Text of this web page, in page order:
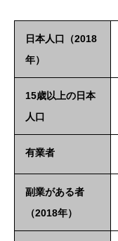
日本人口（2018
年）
15歳以上の日本
人口
有業者
副業がある者
（2018年）